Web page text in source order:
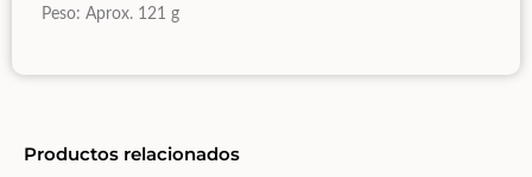
Peso: Aprox. 121 g
Productos relacionados